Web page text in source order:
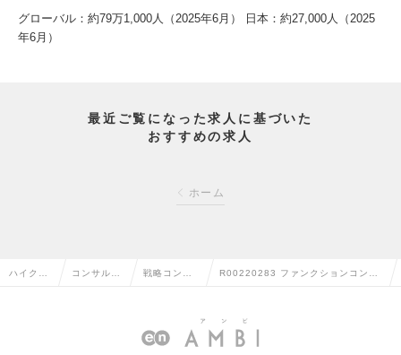
グローバル：約79万1,000人（2025年6月） 日本：約27,000人（2025
年6月）
最近ご覧になった求人に基づいた
おすすめの求人
ホーム
ハイクラ コンサルタ 戦略コンサ
転職
R00220283 ファンクションコンサ
情報